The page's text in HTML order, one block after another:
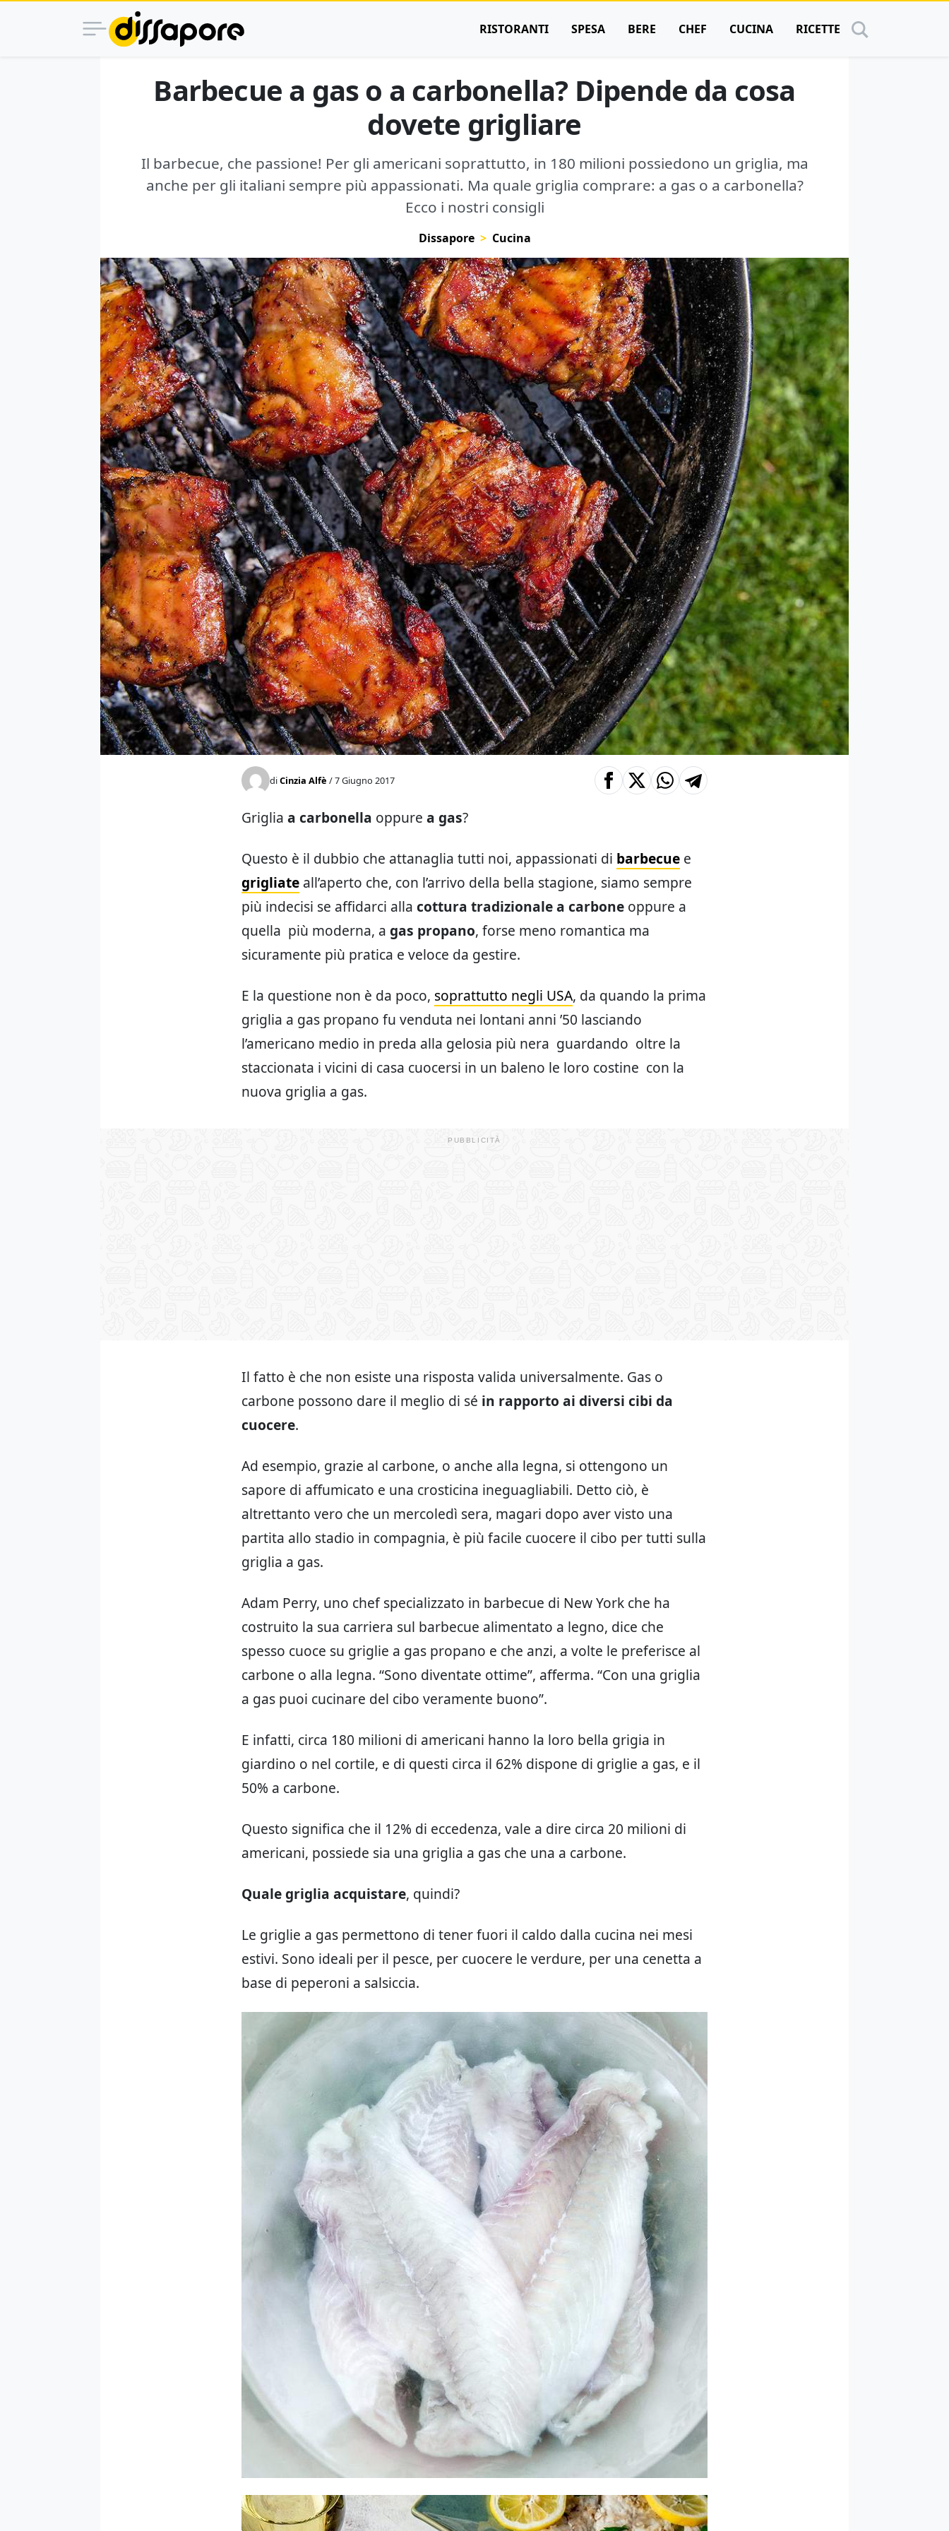
RISTORANTI SPESA BERE CHEF CUCINA RICETTE
Barbecue a gas o a carbonella? Dipende da cosa
dovete grigliare
Il barbecue, che passione! Per gli americani soprattutto, in 180 milioni possiedono un griglia, ma
anche per gli italiani sempre più appassionati. Ma quale griglia comprare: a gas o a carbonella?
Ecco i nostri consigli
Dissapore Cucina
diCinzia Alfè / 7 Giugno 2017
Griglia a carbonella oppure a gas?
Questo è il dubbio che attanaglia tutti noi, appassionati di barbecue e
grigliate all’aperto che, con l’arrivo della bella stagione, siamo sempre
più indecisi se affidarci alla cottura tradizionale a carbone oppure a
quella più moderna, a gas propano, forse meno romantica ma
sicuramente più pratica e veloce da gestire.
E la questione non è da poco, soprattutto negli USA, da quando la prima
griglia a gas propano fu venduta nei lontani anni ’50 lasciando
l’americano medio in preda alla gelosia più nera guardando oltre la
staccionata i vicini di casa cuocersi in un baleno le loro costine con la
nuova griglia a gas.
Il fatto è che non esiste una risposta valida universalmente. Gas o
carbone possono dare il meglio di sé in rapporto ai diversi cibi da
cuocere.
Ad esempio, grazie al carbone, o anche alla legna, si ottengono un
sapore di affumicato e una crosticina ineguagliabili. Detto ciò, è
altrettanto vero che un mercoledì sera, magari dopo aver visto una
partita allo stadio in compagnia, è più facile cuocere il cibo per tutti sulla
griglia a gas.
Adam Perry, uno chef specializzato in barbecue di New York che ha
costruito la sua carriera sul barbecue alimentato a legno, dice che
spesso cuoce su griglie a gas propano e che anzi, a volte le preferisce al
carbone o alla legna. “Sono diventate ottime”, afferma. “Con una griglia
a gas puoi cucinare del cibo veramente buono”.
E infatti, circa 180 milioni di americani hanno la loro bella grigia in
giardino o nel cortile, e di questi circa il 62% dispone di griglie a gas, e il
50% a carbone.
Questo significa che il 12% di eccedenza, vale a dire circa 20 milioni di
americani, possiede sia una griglia a gas che una a carbone.
Quale griglia acquistare, quindi?
Le griglie a gas permettono di tener fuori il caldo dalla cucina nei mesi
estivi. Sono ideali per il pesce, per cuocere le verdure, per una cenetta a
base di peperoni a salsiccia.